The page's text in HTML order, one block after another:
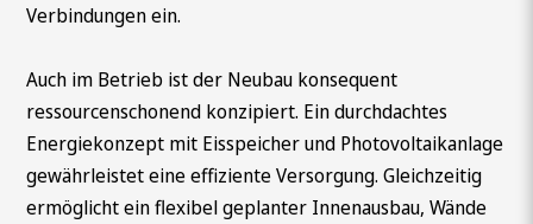
Verbindungen ein.
Auch im Betrieb ist der Neubau konsequent
ressourcenschonend konzipiert. Ein durchdachtes
Energiekonzept mit Eisspeicher und Photovoltaikanlage
gewährleistet eine effiziente Versorgung. Gleichzeitig
ermöglicht ein flexibel geplanter Innenausbau, Wände